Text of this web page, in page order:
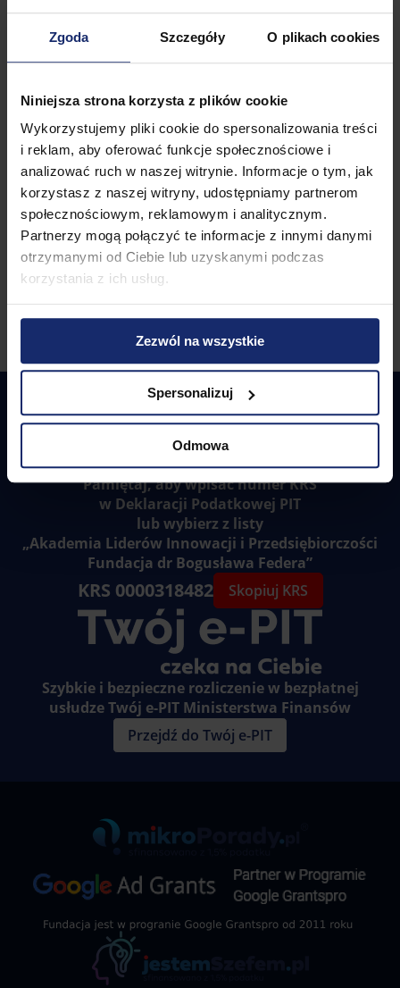
Zgoda Szczegóły O plikach cookies
Niniejsza strona korzysta z plików cookie
Wykorzystujemy pliki cookie do spersonalizowania treści
i reklam, aby oferować funkcje społecznościowe i
analizować ruch w naszej witrynie. Informacje o tym, jak
korzystasz z naszej witryny, udostępniamy partnerom
społecznościowym, reklamowym i analitycznym.
Partnerzy mogą połączyć te informacje z innymi danymi
otrzymanymi od Ciebie lub uzyskanymi podczas
korzystania z ich usług.
Zezwól na wszystkie
Spersonalizuj
Odmowa
PIT-28B
Rozliczam się ryczałtem w spółce cywilnej lub jawnej
PIT-0
Zgłaszam ulgi i odliczenia
PIT-B
Załącznik dla PIT-36 i PIT-36L
Pokaż więcej
Pamiętaj, aby wpisać numer KRS
w Deklaracji Podatkowej PIT
lub wybierz z listy
„Akademia Liderów Innowacji i Przedsiębiorczości
Fundacja dr Bogusława Federa”
KRS 0000318482 Skopiuj KRS
Szybkie i bezpieczne rozliczenie w bezpłatnej
usłudze Twój e-PIT Ministerstwa Finansów
Przejdź do Twój e-PIT